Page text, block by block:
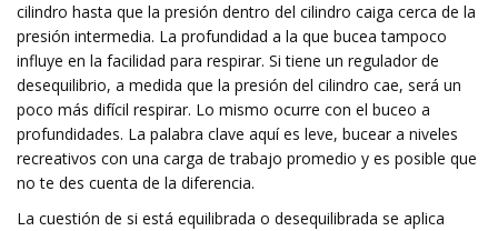
cilindro hasta que la presión dentro del cilindro caiga cerca de la
presión intermedia. La profundidad a la que bucea tampoco
influye en la facilidad para respirar. Si tiene un regulador de
desequilibrio, a medida que la presión del cilindro cae, será un
poco más difícil respirar. Lo mismo ocurre con el buceo a
profundidades. La palabra clave aquí es leve, bucear a niveles
recreativos con una carga de trabajo promedio y es posible que
no te des cuenta de la diferencia.
La cuestión de si está equilibrada o desequilibrada se aplica